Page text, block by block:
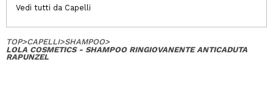
Vedi tutti da Capelli
TOP>CAPELLI>SHAMPOO>
LOLA COSMETICS - SHAMPOO RINGIOVANENTE ANTICADUTA
RAPUNZEL